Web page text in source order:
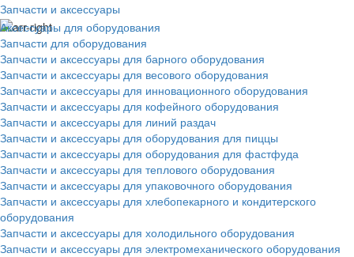
Запчасти и аксессуары
Аксессуары для оборудования
Запчасти для оборудования
Запчасти и аксессуары для барного оборудования
Запчасти и аксессуары для весового оборудования
Запчасти и аксессуары для инновационного оборудования
Запчасти и аксессуары для кофейного оборудования
Запчасти и аксессуары для линий раздач
Запчасти и аксессуары для оборудования для пиццы
Запчасти и аксессуары для оборудования для фастфуда
Запчасти и аксессуары для теплового оборудования
Запчасти и аксессуары для упаковочного оборудования
Запчасти и аксессуары для хлебопекарного и кондитерского
оборудования
Запчасти и аксессуары для холодильного оборудования
Запчасти и аксессуары для электромеханического оборудования